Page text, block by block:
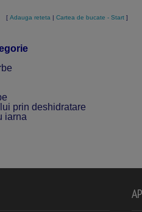
[ Adauga reteta Cartea de bucate - Start ]
prin deshidratare
iarna